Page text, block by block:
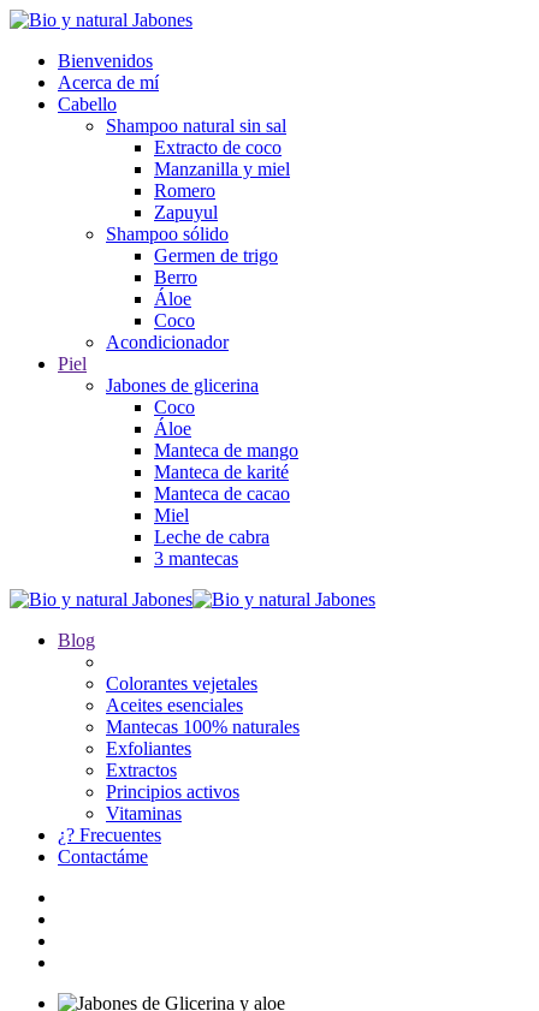
Bienvenidos
Acerca de mí
Cabello
Shampoo natural sin sal
Extracto de coco
Manzanilla y miel
Romero
Zapuyul
Shampoo sólido
Germen de trigo
Berro
Áloe
Coco
Acondicionador
Piel
Jabones de glicerina
Coco
Áloe
Manteca de mango
Manteca de karité
Manteca de cacao
Miel
Leche de cabra
3 mantecas
Blog
Colorantes vejetales
Aceites esenciales
Mantecas 100% naturales
Exfoliantes
Extractos
Principios activos
Vitaminas
¿? Frecuentes
Contactáme